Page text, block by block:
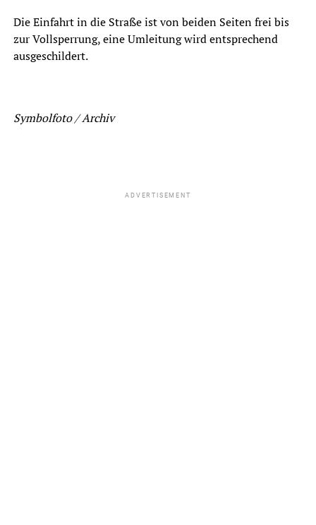
Die Einfahrt in die Straße ist von beiden Seiten frei bis
zur Vollsperrung, eine Umleitung wird entsprechend
ausgeschildert.
Symbolfoto / Archiv
ADVERTISEMENT